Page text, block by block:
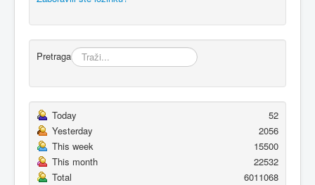
Pretraga
Today
52
Yesterday
2056
This week
15500
This month
22532
Total
6011068